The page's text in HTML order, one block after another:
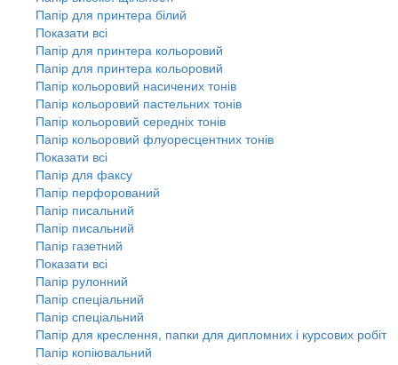
Папір для принтера білий
Показати всі
Папір для принтера кольоровий
Папір для принтера кольоровий
Папір кольоровий насичених тонів
Папір кольоровий пастельних тонів
Папір кольоровий середніх тонів
Папір кольоровий флуоресцентних тонів
Показати всі
Папір для факсу
Папір перфорований
Папір писальний
Папір писальний
Папір газетний
Показати всі
Папір рулонний
Папір спеціальний
Папір спеціальний
Папір для креслення, папки для дипломних і курсових робіт
Папір копіювальний